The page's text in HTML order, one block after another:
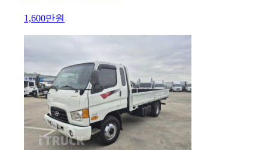
1,600만원